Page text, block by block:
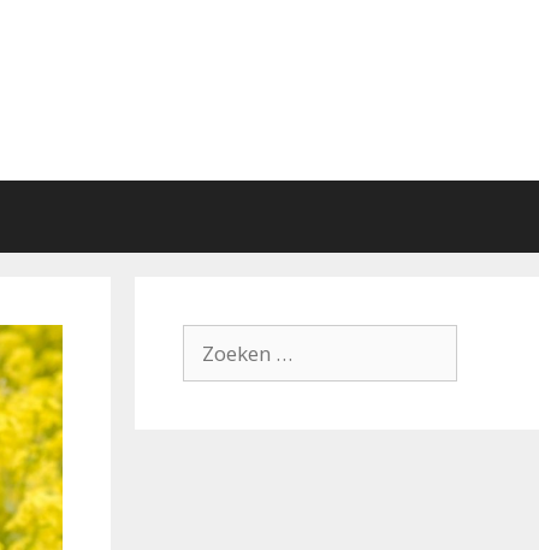
naar: